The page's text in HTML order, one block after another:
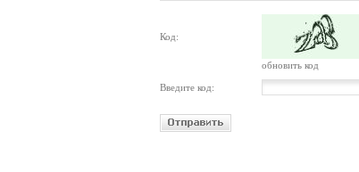
Код:
обновить код
Введите код: